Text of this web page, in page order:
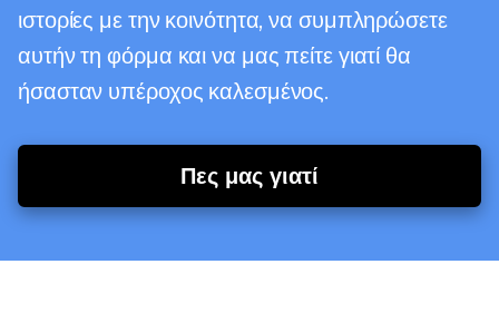
ιστορίες με την κοινότητα, να συμπληρώσετε
αυτήν τη φόρμα και να μας πείτε γιατί θα
ήσασταν υπέροχος καλεσμένος.
Πες μας γιατί